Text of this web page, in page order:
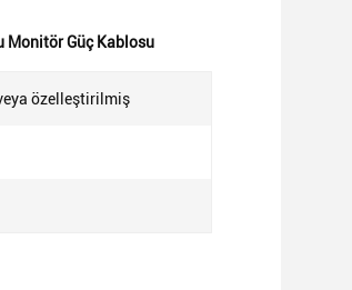
Monitör Güç Kablosu
özelleştirilmiş